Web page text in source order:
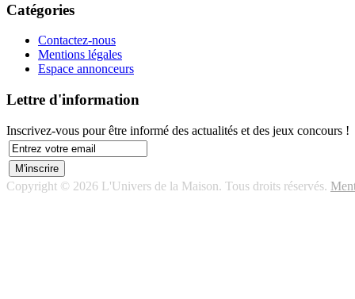
Catégories
Contactez-nous
Mentions légales
Espace annonceurs
Lettre d'information
Inscrivez-vous pour être informé des actualités et des jeux concours !
Copyright © 2026 L'Univers de la Maison. Tous droits réservés.